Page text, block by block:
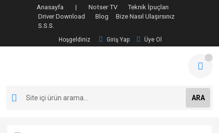
Anasayfa | Notser TV
Teknik İpuçları
Driver Download
Blog
Bize Nasıl Ulaşırsınız
S.S.S.
Hoşgeldiniz Giriş Yap Üye Ol
ARA